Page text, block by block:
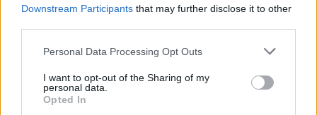
Downstream Participants that may further disclose it to other
Personal Data Processing Opt Outs
I want to opt-out of the Sharing of my
personal data.
Opted In
Τρίτη, 25 Ιουνίου 2019
τεχνολογίας τα άτομα με σακχαρώδη διαβήτη.Τα
εκπροσώπους τις αντλίες ινσουλίνης, τους αισθητήρες και
το συνδυασμό αυτών σε ένα κλειστό κύκλωμα χορήγησης
ινσουλίνης (τεχνητό πάγκρεας), παρέχουν μεγαλύτερη